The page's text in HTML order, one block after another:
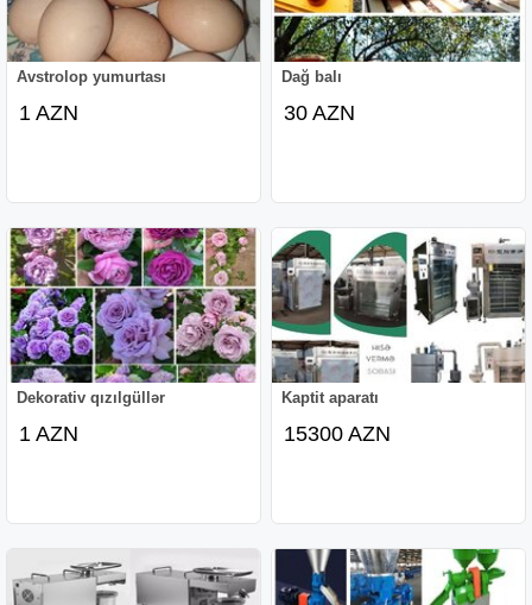
Avstrolop yumurtası
1 AZN
Dağ balı
30 AZN
Dekorativ qızılgüllər
1 AZN
Kaptit aparatı
15300 AZN